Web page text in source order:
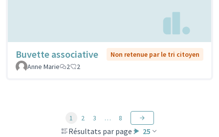
Buvette associative
Non retenue par le tri citoyen
Anne Marie
2 2
Résultats par page : 25
1 2 3 … 8